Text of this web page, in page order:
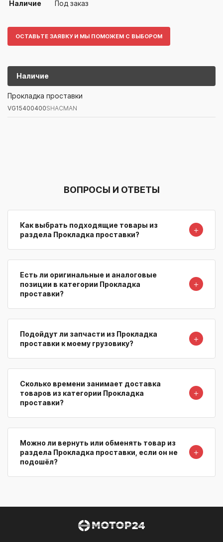
Наличие Под заказ
ОСТАВЬТЕ ЗАЯВКУ И МЫ ПОМОЖЕМ С ВЫБОРОМ
Наличие
Артикул/БрендНаименование
VG15400400SHACMAN
Прокладка проставки
VG15400400SHACMAN
ВОПРОСЫ И ОТВЕТЫ
Как выбрать подходящие товары из
раздела Прокладка проставки?
＋
Есть ли оригинальные и аналоговые
позиции в категории Прокладка
проставки?
＋
Подойдут ли запчасти из Прокладка
проставки к моему грузовику?
＋
Сколько времени занимает доставка
товаров из категории Прокладка
проставки?
＋
Можно ли вернуть или обменять товар из
раздела Прокладка проставки, если он не
подошёл?
＋